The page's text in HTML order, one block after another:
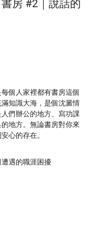
房 #2｜說話的
個人家裡都有書房這個
知識大海，是個沈澱情
們辦公的地方、寫功課
地方。無論書房對你來
心的存在。
遇的職涯困擾